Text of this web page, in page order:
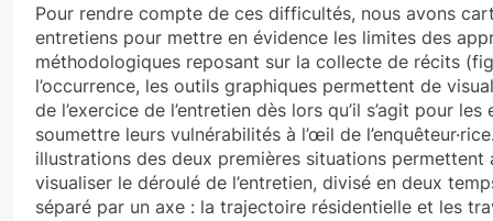
Pour rendre compte de ces difficultés, nous avons
entretiens pour mettre en évidence les limites des
méthodologiques reposant sur la collecte de récits
l’occurrence, les outils graphiques permettent de
de l’exercice de l’entretien dès lors qu’il s’agit pour les
soumettre leurs vulnérabilités à l’œil de
illustrations des deux premières situations permettent
visualiser le déroulé de l’entretien, divisé en deux
séparé par un axe : la trajectoire résidentielle et les